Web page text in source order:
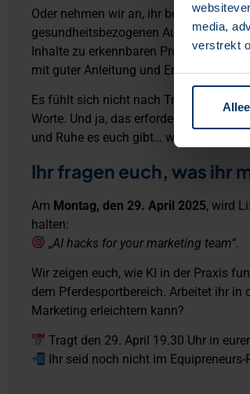
media,
verstrekt
Oder nehmen wir an, ihr betreibt eine
gesundheitsbezogenen Aussagen,
Inhalte zu erkennbaren Problemen zu
mit guter Anleitung und Ernährung
Es fühlt sich nicht nach Trickserei an.
Worte. Und ja, das erfordert etwas
und Ruhe es euch gibt… werdet ihr nie
Ihr fragen euch, was ihr
Am Montag, den 29. April 2025, wird
halten:
„AI hacks for your marketing team“.
Wir zeigen euch, wie KI in der Praxis
dem Pferdesportbereich. Arbeitet ihr in
Marketing erleichtern kann?
Tragt den 29. April 19.30 Uhr in
Ihr seid noch nicht im